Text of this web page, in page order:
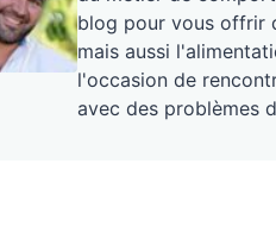
blog pour vous offrir
mais aussi
l'occasion de
avec des problèmes